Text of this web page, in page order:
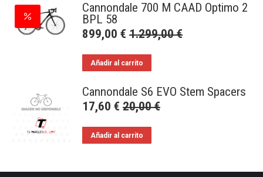
Cannondale 700 M CAAD Optimo 2
BPL 58
899,00 € 1.299,00€
Añadir al carrito
Cannondale S6 EVO Stem Spacers
17,60 € 20,00€
Añadir al carrito